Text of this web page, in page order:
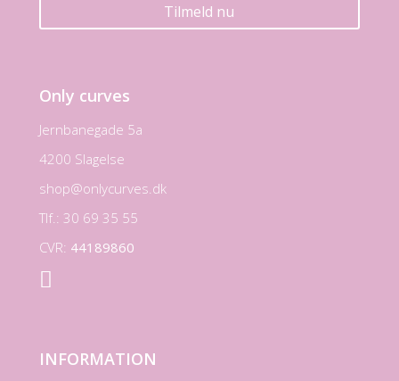
Tilmeld nu
Only curves
Jernbanegade 5a
4200 Slagelse
shop@onlycurves.dk
Tlf.: 30 69 35 55
CVR: 44189860

INFORMATION